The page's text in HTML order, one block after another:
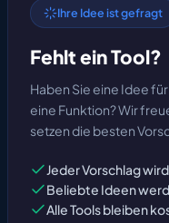
Ihre Idee ist gefragt
Fehlt ein Tool?
Haben Sie eine Idee
eine Funktion? Wir
setzen die besten
Jeder Vorschlag
Beliebte Ideen
Alle Tools bleiben